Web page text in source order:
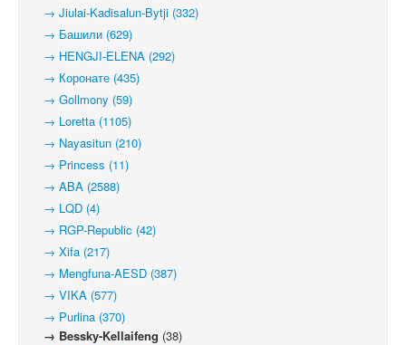
→ Jiulai-Kadisalun-Bytji (332)
→ Башили (629)
→ HENGJI-ELENA (292)
→ Коронате (435)
→ Gollmony (59)
→ Loretta (1105)
→ Nayasitun (210)
→ Princess (11)
→ ABA (2588)
→ LQD (4)
→ RGP-Republic (42)
→ Xifa (217)
→ Mengfuna-AESD (387)
→ VIKA (577)
→ Purlina (370)
→ Bessky-Kellaifeng (38)